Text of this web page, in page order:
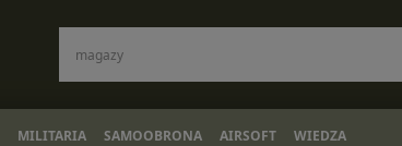
MILITARIA SAMOOBRONA AIRSOFT WIEDZA